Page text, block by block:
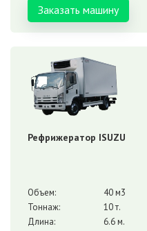
Заказать машину
Рефрижератор ISUZU
Объем:
40 м3
Тоннаж:
10 т.
Длина:
6.6 м.